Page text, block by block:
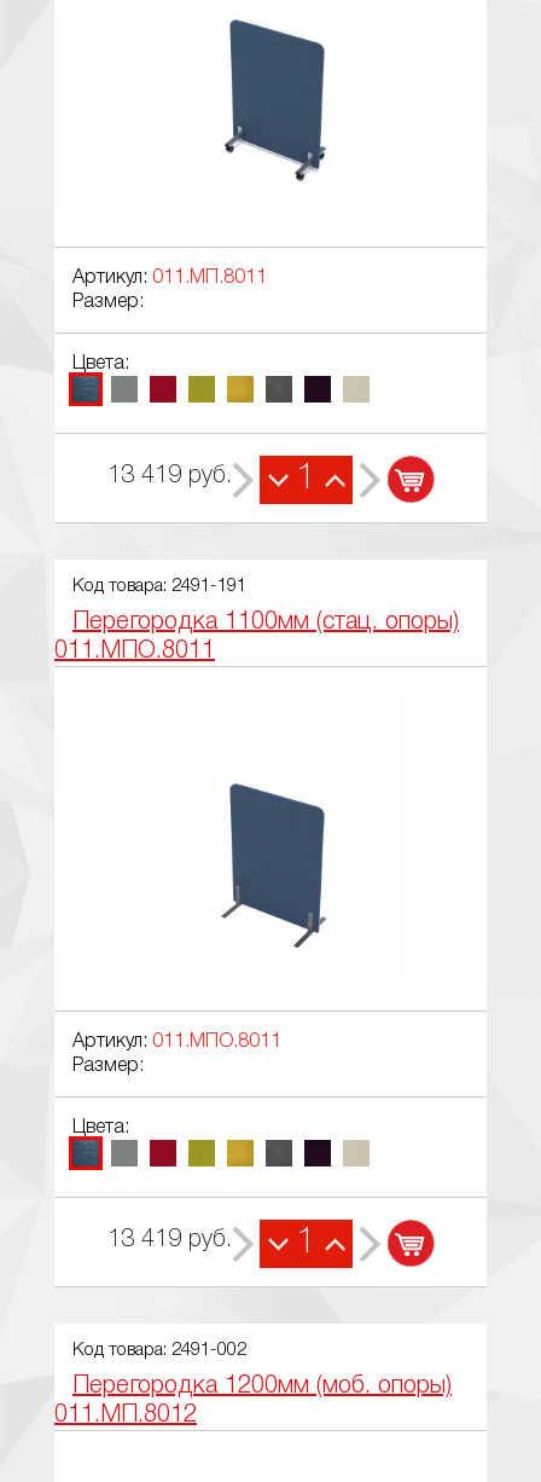
Артикул: 011.МП.8011
Размер:
Цвета:
13 419 руб. 1
Код товара: 2491-191
Перегородка 1100мм (стац. опоры)
011.МПО.8011
Артикул: 011.МПО.8011
Размер:
Цвета:
13 419 руб. 1
Код товара: 2491-002
Перегородка 1200мм (моб. опоры)
011.МП.8012